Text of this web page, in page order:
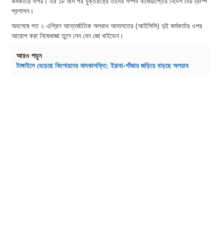
প্রশাসন।
অবশেষে গত ২ এপ্রিল আন্তর্জাতিক অপরাধ আদালতের (আইসিসি) দুই কর্মকর্তার ওপর
আরোপ করা নিষেধাজ্ঞা তুলে নেন নেন জো বাইডেন।
আরও পড়ুন
টাঙ্গাইলে বেড়েছে কিশোরদের মাদকাসক্তি; ইয়াবা-গাঁজায় জড়িয়ে বাড়ছে অপরাধ